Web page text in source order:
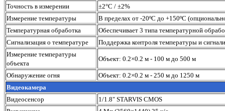
Точность в измерении
±2°C / ±2%
Измерение температуры
В пределах от -20ºС до +150ºС
Температурная обработка
Обеспечивает 3 типа температурной
Сигнализация о температуре
Поддержка контроля температуры и
Измерение температуры
объекта
Объект: 0.2×0.2 м - 100 м до 500 м
Обнаружение огня
Объект: 0.2×0.2 м - 250 м до 1250 м
Видеокамера
Видеосенсор
1/1.8" STARVIS CMOS